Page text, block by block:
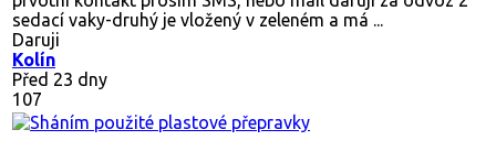
sedací vaky-druhý je vložený v zeleném a má ...
Daruji
Kolín
Před 23 dny
107